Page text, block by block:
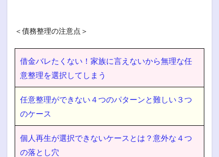
＜債務整理の注意点＞
借金バレたくない！家族に言えないから無理な任
意整理を選択してしまう
任意整理ができない４つのパターンと難しい３つ
のケース
個人再生が選択できないケースとは？意外な４つ
の落とし穴